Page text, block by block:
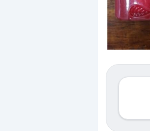
Dalle valutazioni estreme alla
correzione. Cosa sta
mostrando segni di